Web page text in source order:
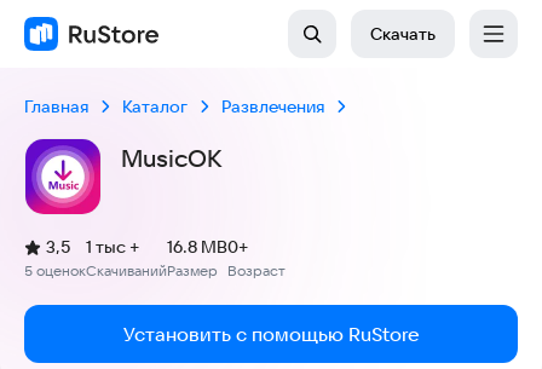
Скачать
Главная Каталог Развлечения
MusicOK
Рейтинг:
3,5
(
5 оценок
)
Скачиваний
1 тыс +
Размер
16.8 MB
Возраст
0+
Установить с помощью RuStore